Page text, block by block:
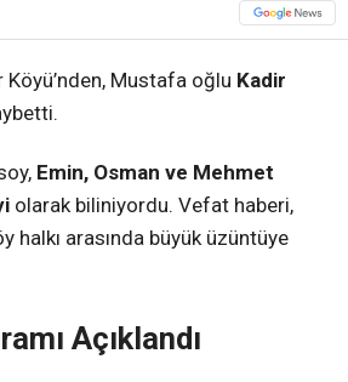
Köyü’nden, Mustafa oğlu Kadir
Emin, Osman ve Mehmet
olarak biliniyordu. Vefat haberi,
halkı arasında büyük üzüntüye
Açıklandı